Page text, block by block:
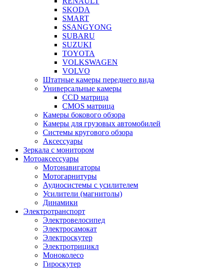
SKODA
SMART
SSANGYONG
SUBARU
SUZUKI
TOYOTA
VOLKSWAGEN
VOLVO
Штатные камеры переднего вида
Универсальные камеры
CCD матрица
CMOS матрица
Камеры бокового обзора
Камеры для грузовых автомобилей
Системы кругового обзора
Аксессуары
Зеркала с монитором
Мотоаксессуары
Мотонавигаторы
Мотогарнитуры
Аудиосистемы с усилителем
Усилители (магнитолы)
Динамики
Электротранспорт
Электровелосипед
Электросамокат
Электроскутер
Электротрицикл
Моноколесо
Гироскутер